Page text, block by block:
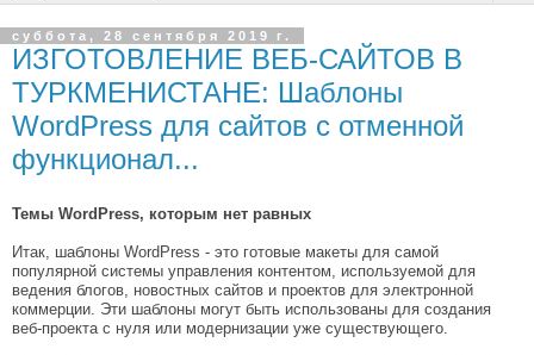
суббота, 28 сентября 2019 г.
ИЗГОТОВЛЕНИЕ ВЕБ-САЙТОВ В
ТУРКМЕНИСТАНЕ: Шаблоны
WordPress для сайтов с отменной
функционал...
Темы WordPress, которым нет равных
Итак, шаблоны WordPress - это готовые макеты для самой
популярной системы управления контентом, используемой для
ведения блогов, новостных сайтов и проектов для электронной
коммерции. Эти шаблоны могут быть использованы для создания
веб-проекта с нуля или модернизации уже существующего.